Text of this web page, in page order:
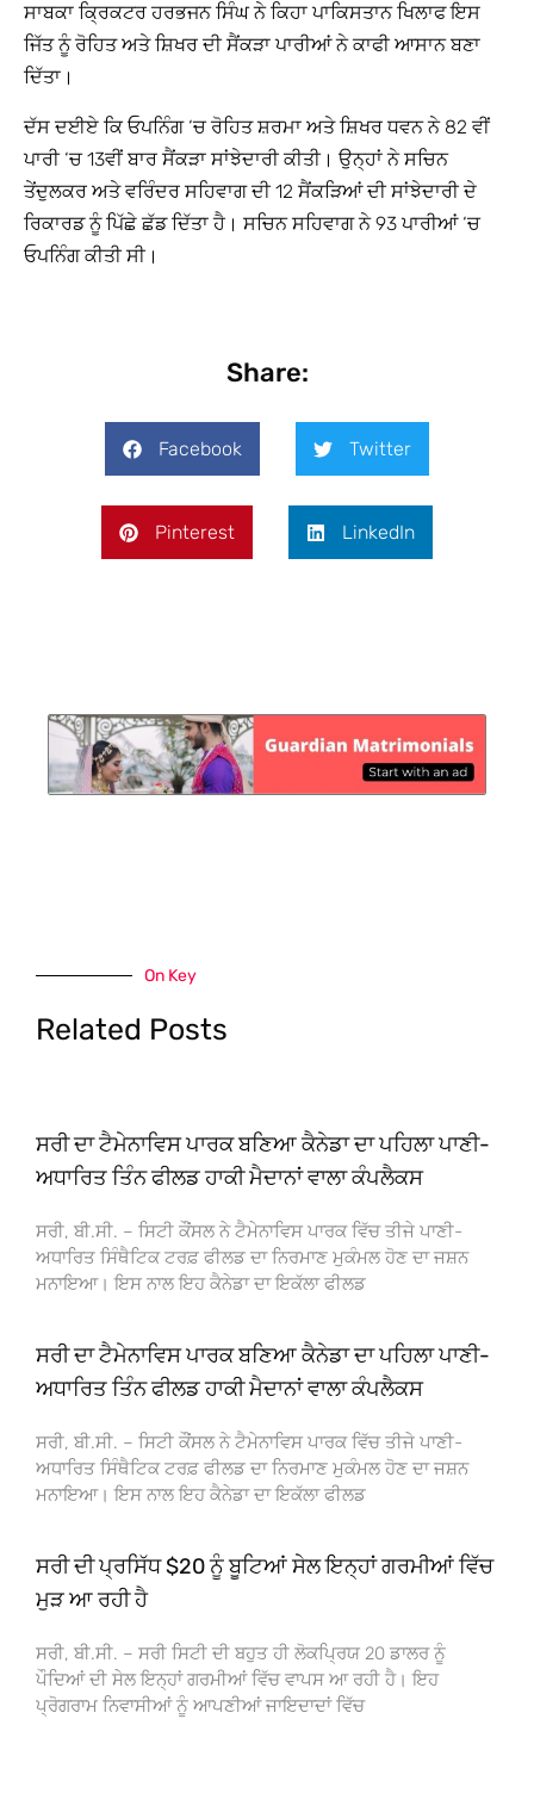
ਸਾਬਕਾ ਕ੍ਰਿਕਟਰ ਹਰਭਜਨ ਸਿੰਘ ਨੇ ਕਿਹਾ ਪਾਕਿਸਤਾਨ ਖਿਲਾਫ ਇਸ
ਜਿੱਤ ਨੂੰ ਰੋਹਿਤ ਅਤੇ ਸ਼ਿਖਰ ਦੀ ਸੈਂਕੜਾ ਪਾਰੀਆਂ ਨੇ ਕਾਫੀ ਆਸਾਨ ਬਣਾ
ਦਿੱਤਾ।
ਦੱਸ ਦਈਏ ਕਿ ਓਪਨਿੰਗ ‘ਚ ਰੋਹਿਤ ਸ਼ਰਮਾ ਅਤੇ ਸ਼ਿਖਰ ਧਵਨ ਨੇ 82 ਵੀਂ
ਪਾਰੀ ‘ਚ 13ਵੀਂ ਬਾਰ ਸੈਂਕੜਾ ਸਾਂਝੇਦਾਰੀ ਕੀਤੀ। ਉਨ੍ਹਾਂ ਨੇ ਸਚਿਨ
ਤੇਂਦੁਲਕਰ ਅਤੇ ਵਰਿੰਦਰ ਸਹਿਵਾਗ ਦੀ 12 ਸੈਂਕੜਿਆਂ ਦੀ ਸਾਂਝੇਦਾਰੀ ਦੇ
ਰਿਕਾਰਡ ਨੂੰ ਪਿੱਛੇ ਛੱਡ ਦਿੱਤਾ ਹੈ। ਸਚਿਨ ਸਹਿਵਾਗ ਨੇ 93 ਪਾਰੀਆਂ ‘ਚ
ਓਪਨਿੰਗ ਕੀਤੀ ਸੀ।
Share:
Facebook Twitter
Pinterest LinkedIn
On Key
Related Posts
ਸਰੀ ਦਾ ਟੈਮੇਨਾਵਿਸ ਪਾਰਕ ਬਣਿਆ ਕੈਨੇਡਾ ਦਾ ਪਹਿਲਾ ਪਾਣੀ-
ਅਧਾਰਿਤ ਤਿੰਨ ਫੀਲਡ ਹਾਕੀ ਮੈਦਾਨਾਂ ਵਾਲਾ ਕੰਪਲੈਕਸ
ਸਰੀ, ਬੀ.ਸੀ. – ਸਿਟੀ ਕੌਂਸਲ ਨੇ ਟੈਮੇਨਾਵਿਸ ਪਾਰਕ ਵਿੱਚ ਤੀਜੇ ਪਾਣੀ-
ਅਧਾਰਿਤ ਸਿੰਥੈਟਿਕ ਟਰਫ਼ ਫੀਲਡ ਦਾ ਨਿਰਮਾਣ ਮੁਕੰਮਲ ਹੋਣ ਦਾ ਜਸ਼ਨ
ਮਨਾਇਆ। ਇਸ ਨਾਲ ਇਹ ਕੈਨੇਡਾ ਦਾ ਇਕੱਲਾ ਫੀਲਡ
ਸਰੀ ਦਾ ਟੈਮੇਨਾਵਿਸ ਪਾਰਕ ਬਣਿਆ ਕੈਨੇਡਾ ਦਾ ਪਹਿਲਾ ਪਾਣੀ-
ਅਧਾਰਿਤ ਤਿੰਨ ਫੀਲਡ ਹਾਕੀ ਮੈਦਾਨਾਂ ਵਾਲਾ ਕੰਪਲੈਕਸ
ਸਰੀ, ਬੀ.ਸੀ. – ਸਿਟੀ ਕੌਂਸਲ ਨੇ ਟੈਮੇਨਾਵਿਸ ਪਾਰਕ ਵਿੱਚ ਤੀਜੇ ਪਾਣੀ-
ਅਧਾਰਿਤ ਸਿੰਥੈਟਿਕ ਟਰਫ਼ ਫੀਲਡ ਦਾ ਨਿਰਮਾਣ ਮੁਕੰਮਲ ਹੋਣ ਦਾ ਜਸ਼ਨ
ਮਨਾਇਆ। ਇਸ ਨਾਲ ਇਹ ਕੈਨੇਡਾ ਦਾ ਇਕੱਲਾ ਫੀਲਡ
ਸਰੀ ਦੀ ਪ੍ਰਸਿੱਧ $20 ਨੂੰ ਬੂਟਿਆਂ ਸੇਲ ਇਨ੍ਹਾਂ ਗਰਮੀਆਂ ਵਿੱਚ
ਮੁੜ ਆ ਰਹੀ ਹੈ
ਸਰੀ, ਬੀ.ਸੀ. – ਸਰੀ ਸਿਟੀ ਦੀ ਬਹੁਤ ਹੀ ਲੋਕਪ੍ਰਿਯ 20 ਡਾਲਰ ਨੂੰ
ਪੌਦਿਆਂ ਦੀ ਸੇਲ ਇਨ੍ਹਾਂ ਗਰਮੀਆਂ ਵਿੱਚ ਵਾਪਸ ਆ ਰਹੀ ਹੈ। ਇਹ
ਪ੍ਰੋਗਰਾਮ ਨਿਵਾਸੀਆਂ ਨੂੰ ਆਪਣੀਆਂ ਜਾਇਦਾਦਾਂ ਵਿੱਚ